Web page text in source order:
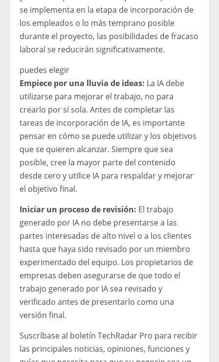
se implementa en la etapa de incorporación de
los empleados o lo más temprano posible
durante el proyecto, las posibilidades de fracaso
laboral se reducirán significativamente.
puedes elegir
Empiece por una lluvia de ideas: La IA debe
utilizarse para mejorar el trabajo, no para
crearlo por sí sola. Antes de completar las
tareas de incorporación de IA, es importante
pensar en cómo se puede utilizar y los objetivos
que se quieren alcanzar. Siempre que sea
posible, cree la mayor parte del contenido
desde cero y utilice IA para respaldar y mejorar
el objetivo final.
Iniciar un proceso de revisión: El trabajo
generado por IA no debe presentarse a las
partes interesadas de alto nivel o a los clientes
hasta que haya sido revisado por un miembro
experimentado del equipo. Los propietarios de
empresas deben asegurarse de que todo el
trabajo generado por IA sea revisado y
verificado antes de presentarlo como una
versión final.
Suscríbase al boletín TechRadar Pro para recibir
las principales noticias, opiniones, funciones y